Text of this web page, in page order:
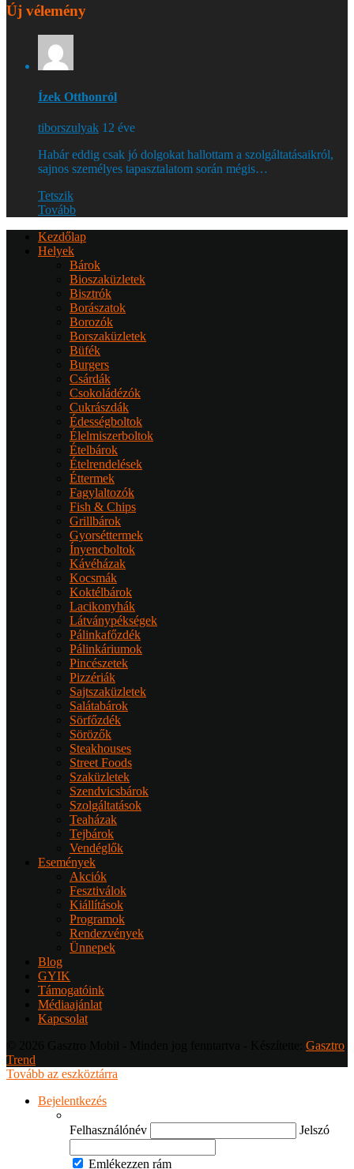
Új vélemény
Ízek Otthonról
tiborszulyak 12 éve
Habár eddig csak jó dolgokat hallottam a szolgáltatásaikról,
sajnos személyes tapasztalatom során mégis…
Tetszik
Tovább
Kezdőlap
Helyek
Bárok
Bioszaküzletek
Bisztrók
Borászatok
Borozók
Borszaküzletek
Büfék
Burgers
Csárdák
Csokoládézók
Cukrászdák
Édességboltok
Élelmiszerboltok
Ételbárok
Ételrendelések
Éttermek
Fagylaltozók
Fish & Chips
Grillbárok
Gyorséttermek
Ínyencboltok
Kávéházak
Kocsmák
Koktélbárok
Lacikonyhák
Látványpékségek
Pálinkafőzdék
Pálinkáriumok
Pincészetek
Pizzériák
Sajtszaküzletek
Salátabárok
Sörfőzdék
Sörözők
Steakhouses
Street Foods
Szaküzletek
Szendvicsbárok
Szolgáltatások
Teaházak
Tejbárok
Vendéglők
Események
Akciók
Fesztiválok
Kiállítások
Programok
Rendezvények
Ünnepek
Blog
GYIK
Támogatóink
Médiaajánlat
Kapcsolat
Gasztro
Trend
Tovább az eszköztárra
Bejelentkezés
Felhasználónév Jelszó
Emlékezzen rám